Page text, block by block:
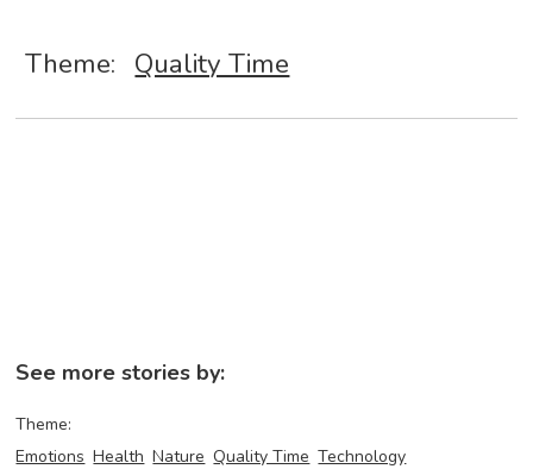
Theme: Quality Time
See more stories by:
Theme:
Emotions Health Nature Quality Time Technology